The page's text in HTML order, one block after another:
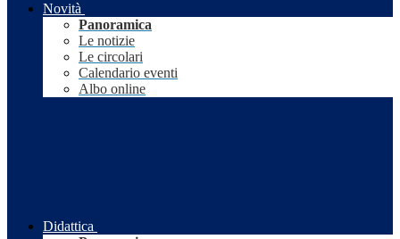
Novità
Panoramica
Le notizie
Le circolari
Calendario eventi
Albo online
Didattica